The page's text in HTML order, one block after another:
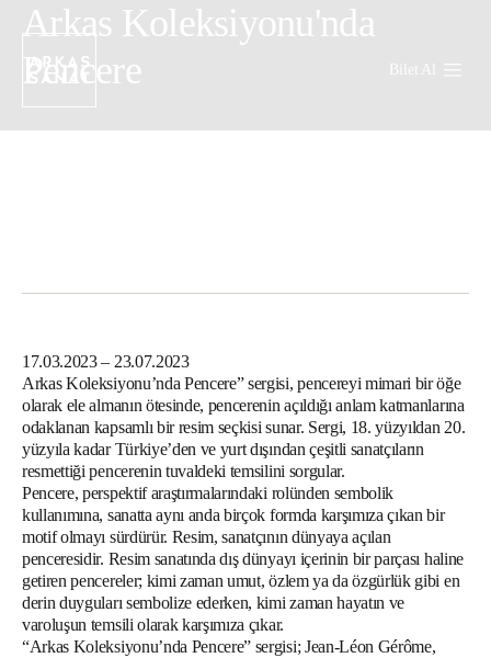
Bilet Al
Arkas Koleksiyonu'nda
Pencere
17.03.2023 – 23.07.2023
Arkas Koleksiyonu’nda Pencere” sergisi, pencereyi mimari bir öğe
olarak ele almanın ötesinde, pencerenin açıldığı anlam katmanlarına
odaklanan kapsamlı bir resim seçkisi sunar. Sergi, 18. yüzyıldan 20.
yüzyıla kadar Türkiye’den ve yurt dışından çeşitli sanatçıların
resmettiği pencerenin tuvaldeki temsilini sorgular.
Pencere, perspektif araştırmalarındaki rolünden sembolik
kullanımına, sanatta aynı anda birçok formda karşımıza çıkan bir
motif olmayı sürdürür. Resim, sanatçının dünyaya açılan
penceresidir. Resim sanatında dış dünyayı içerinin bir parçası haline
getiren pencereler; kimi zaman umut, özlem ya da özgürlük gibi en
derin duyguları sembolize ederken, kimi zaman hayatın ve
varoluşun temsili olarak karşımıza çıkar.
“Arkas Koleksiyonu’nda Pencere” sergisi; Jean-Léon Gérôme,